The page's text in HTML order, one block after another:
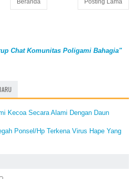
Posting Lama
Beranda
Chat Komunitas Poligami Bahagia"
Kecoa Secara Alami Dengan Daun
Ponsel/Hp Terkena Virus Hape Yang